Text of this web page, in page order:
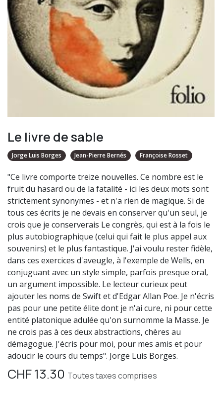
Le livre de sable
Jorge Luis Borges Jean-Pierre Bernés Françoise Rosset
"Ce livre comporte treize nouvelles. Ce nombre est le
fruit du hasard ou de la fatalité - ici les deux mots sont
strictement synonymes - et n'a rien de magique. Si de
tous ces écrits je ne devais en conserver qu'un seul, je
crois que je conserverais Le congrès, qui est à la fois le
plus autobiographique (celui qui fait le plus appel aux
souvenirs) et le plus fantastique. J'ai voulu rester fidèle,
dans ces exercices d'aveugle, à l'exemple de Wells, en
conjuguant avec un style simple, parfois presque oral,
un argument impossible. Le lecteur curieux peut
ajouter les noms de Swift et d'Edgar Allan Poe. Je n'écris
pas pour une petite élite dont je n'ai cure, ni pour cette
entité platonique adulée qu'on surnomme la Masse. Je
ne crois pas à ces deux abstractions, chères au
démagogue. J'écris pour moi, pour mes amis et pour
adoucir le cours du temps". Jorge Luis Borges.
CHF13.30 Toutes taxes comprises